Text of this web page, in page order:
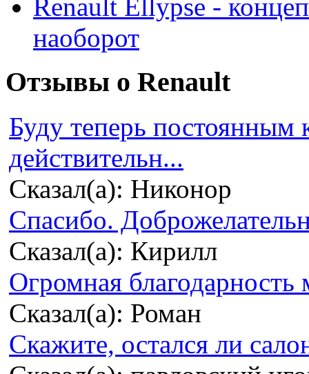
Renault Ellypse -
наоборот
Отзывы о Renault
Буду теперь
действительн...
Сказал(а): Никонор
Спасибо.
Сказал(а): Кирилл
Огромная благодарность
Сказал(а): Роман
Скажите, остался ли